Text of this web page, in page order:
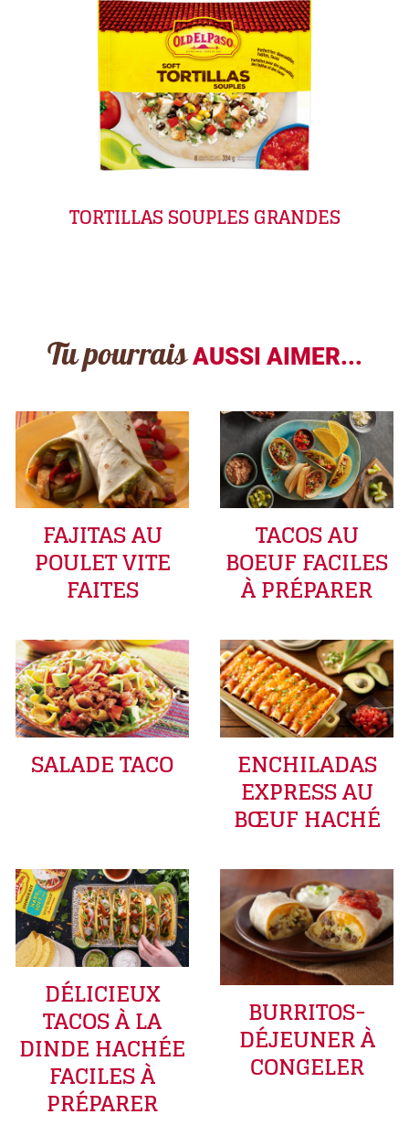
TORTILLAS SOUPLES GRANDES
Tu pourrais AUSSI AIMER...
FAJITAS AU
POULET VITE
FAITES
TACOS AU
BOEUF FACILES
À PRÉPARER
SALADE TACO ENCHILADAS
EXPRESS AU
BŒUF HACHÉ
DÉLICIEUX
TACOS À LA
DINDE HACHÉE
FACILES À
PRÉPARER
BURRITOS-
DÉJEUNER À
CONGELER